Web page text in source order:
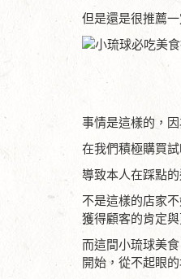
但是還是很推薦
事情是這樣的，
在我們積極購買
導致本人在踩點
不是這樣的店家
獲得顧客的肯定
而這間小琉球美食
開始，從不起眼